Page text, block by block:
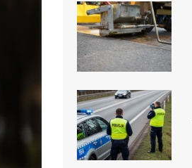
Sokołowskiego
Pomorskiej Akademii
Medycznej
Szpital Kliniczny nr 2
Specjalistyczny Szpital im.
A. Sokołowskiego